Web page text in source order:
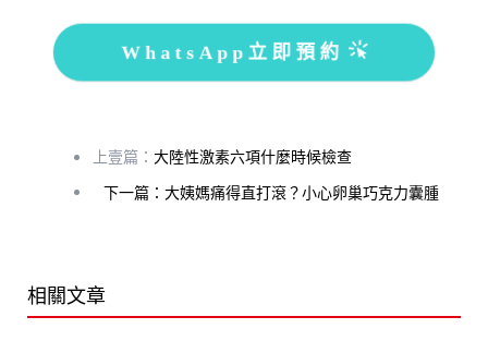
WhatsApp立即預約
上壹篇： 大陸性激素六項什麼時候檢查
下一篇：大姨媽痛得直打滾？小心卵巢巧克力囊腫
相關文章